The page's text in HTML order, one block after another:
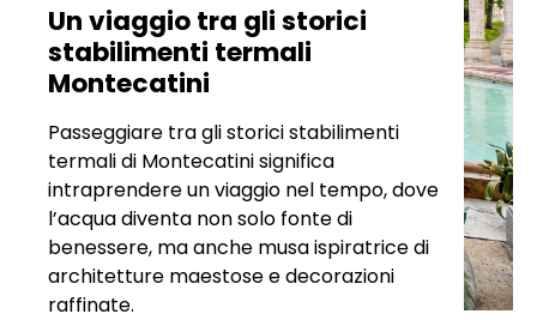
Un viaggio tra gli storici
stabilimenti termali
Montecatini
Passeggiare tra gli storici stabilimenti
termali di Montecatini significa
intraprendere un viaggio nel tempo, dove
l’acqua diventa non solo fonte di
benessere, ma anche musa ispiratrice di
architetture maestose e decorazioni
raffinate.